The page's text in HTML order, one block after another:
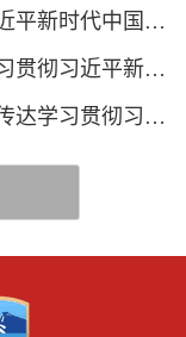
西北高原所党委传达学习贯彻习近平新时代中国特色社会主义思想主题教育工作会议精神
中国科大党委常委会专题研究学习贯彻习近平新时代中国特色社会主义思想主题教育工作
东北地理所党委理论学习中心组传达学习贯彻习近平新时代中国特色社会主义思想主题教育工作会议精神